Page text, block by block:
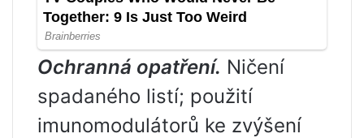
Ochranná opatření. Ničení
spadaného listí; použití
imunomodulátorů ke zvýšení